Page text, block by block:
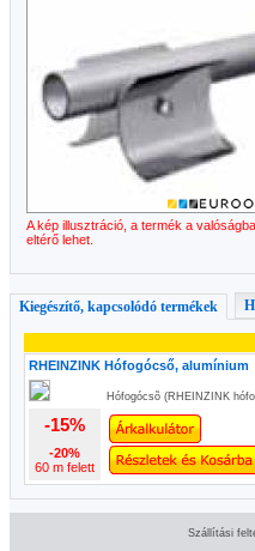
A kép illusztráció, a termék a
eltérő lehet.
Kiegészítő, kapcsolódó termékek
RHEINZINK Hófogócső, alumínium
Hófogócsõ (RHEINZINK
-15%
-20%
60 m felett
Szállítási